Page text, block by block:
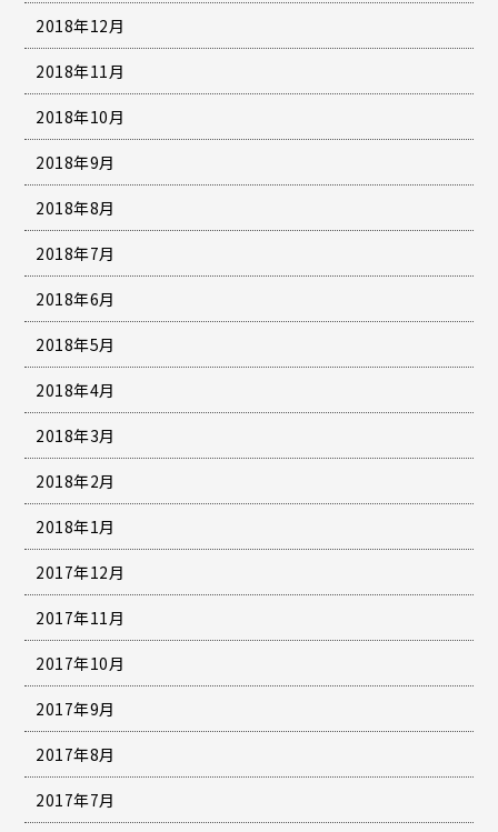
2018年12月
2018年11月
2018年10月
2018年9月
2018年8月
2018年7月
2018年6月
2018年5月
2018年4月
2018年3月
2018年2月
2018年1月
2017年12月
2017年11月
2017年10月
2017年9月
2017年8月
2017年7月